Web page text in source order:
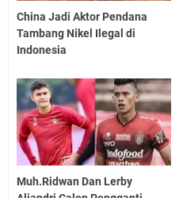
China Jadi Aktor Pendana
Tambang Nikel Ilegal di
Indonesia
Muh.Ridwan Dan Lerby